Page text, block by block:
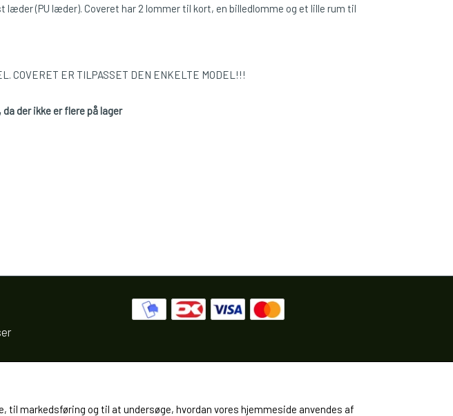
læder (PU læder). Coveret har 2 lommer til kort, en billedlomme og et lille rum til
COVERET ER TILPASSET DEN ENKELTE MODEL!!!
der ikke er flere på lager
markedsføring og til at undersøge, hvordan vores hjemmeside anvendes af